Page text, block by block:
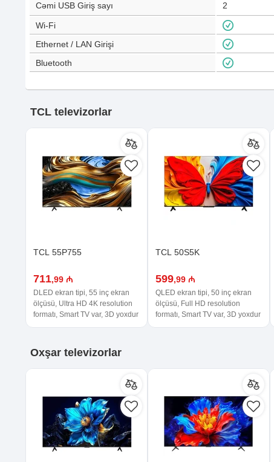
Cəmi USB Giriş sayı 2
Wi-Fi
Ethernet / LAN Girişi
Bluetooth
TCL televizorlar
TCL 55P755
711,99 ₼
DLED ekran tipi, 55 inç ekran
ölçüsü, Ultra HD 4K resolution
formatı, Smart TV var, 3D yoxdur
TCL 50S5K
599,99 ₼
QLED ekran tipi, 50 inç ekran
ölçüsü, Full HD resolution
formatı, Smart TV var, 3D yoxdur
Oxşar televizorlar